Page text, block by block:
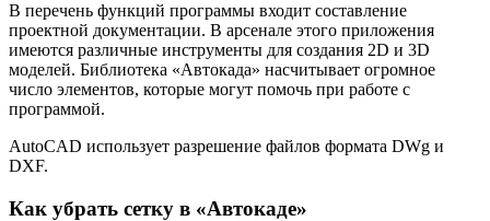
В перечень функций программы входит составление
проектной документации. В арсенале этого приложения
имеются различные инструменты для создания 2D и 3D
моделей. Библиотека «Автокада» насчитывает огромное
число элементов, которые могут помочь при работе с
программой.
AutoCAD использует разрешение файлов формата DWg и
DXF.
Как убрать сетку в «Автокаде»